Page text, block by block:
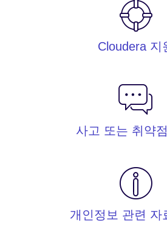
Cloudera 지
사고 또는 취약
개인정보 관련 자